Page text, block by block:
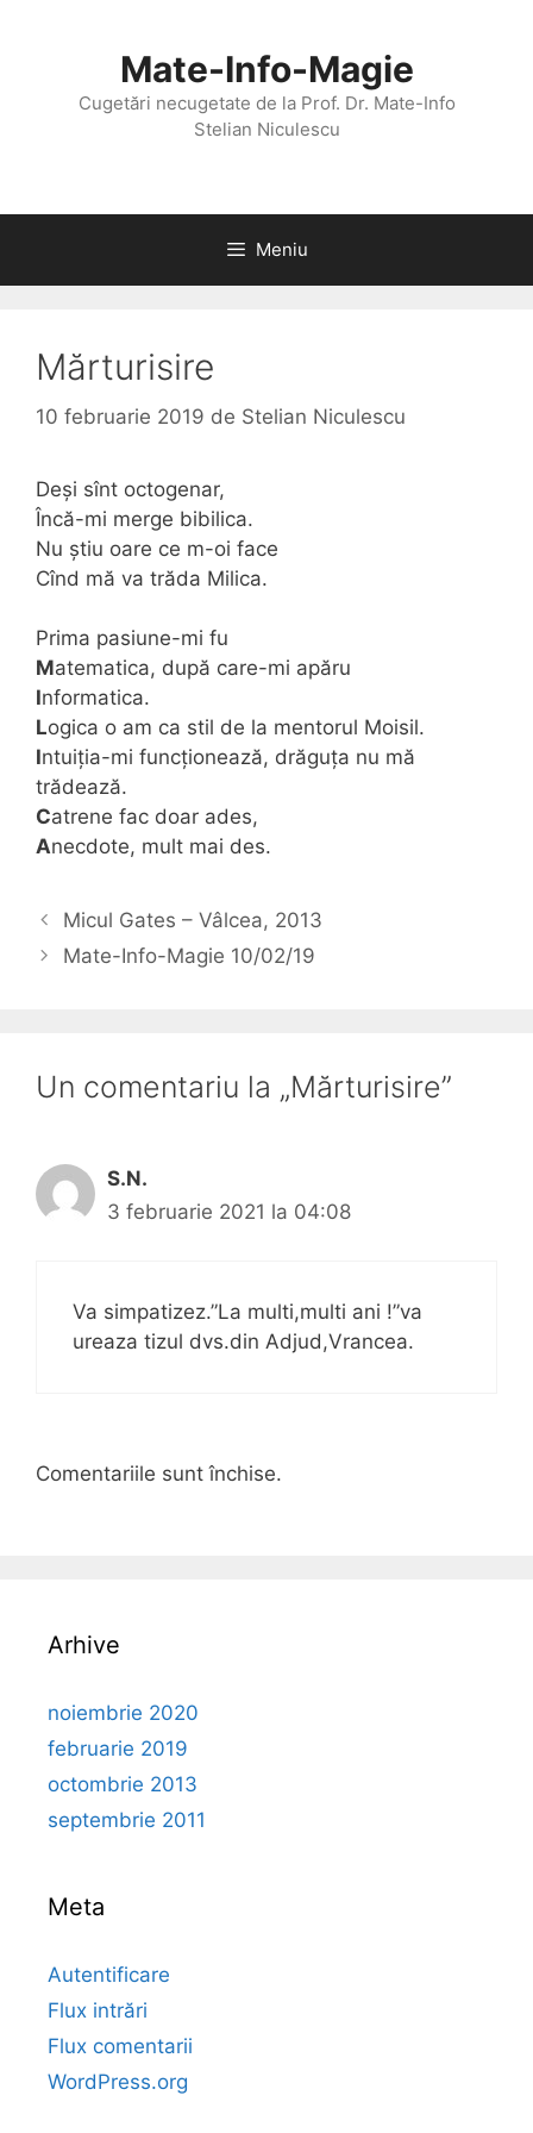
Mate-Info-Magie
Cugetări necugetate de la Prof. Dr. Mate-Info
Stelian Niculescu
Meniu
Mărturisire
10 februarie 2019 de Stelian Niculescu
Deși sînt octogenar,
Încă-mi merge bibilica.
Nu știu oare ce m-oi face
Cînd mă va trăda Milica.
Prima pasiune-mi fu
Matematica, după care-mi apăru
Informatica.
Logica o am ca stil de la mentorul Moisil.
Intuiția-mi funcționează, drăguța nu mă
trădează.
Catrene fac doar ades,
Anecdote, mult mai des.
Micul Gates – Vâlcea, 2013
Mate-Info-Magie 10/02/19
Un comentariu la „Mărturisire”
S.N.
3 februarie 2021 la 04:08
Va simpatizez.”La multi,multi ani !”va
ureaza tizul dvs.din Adjud,Vrancea.
Comentariile sunt închise.
Arhive
noiembrie 2020
februarie 2019
octombrie 2013
septembrie 2011
Meta
Autentificare
Flux intrări
Flux comentarii
WordPress.org